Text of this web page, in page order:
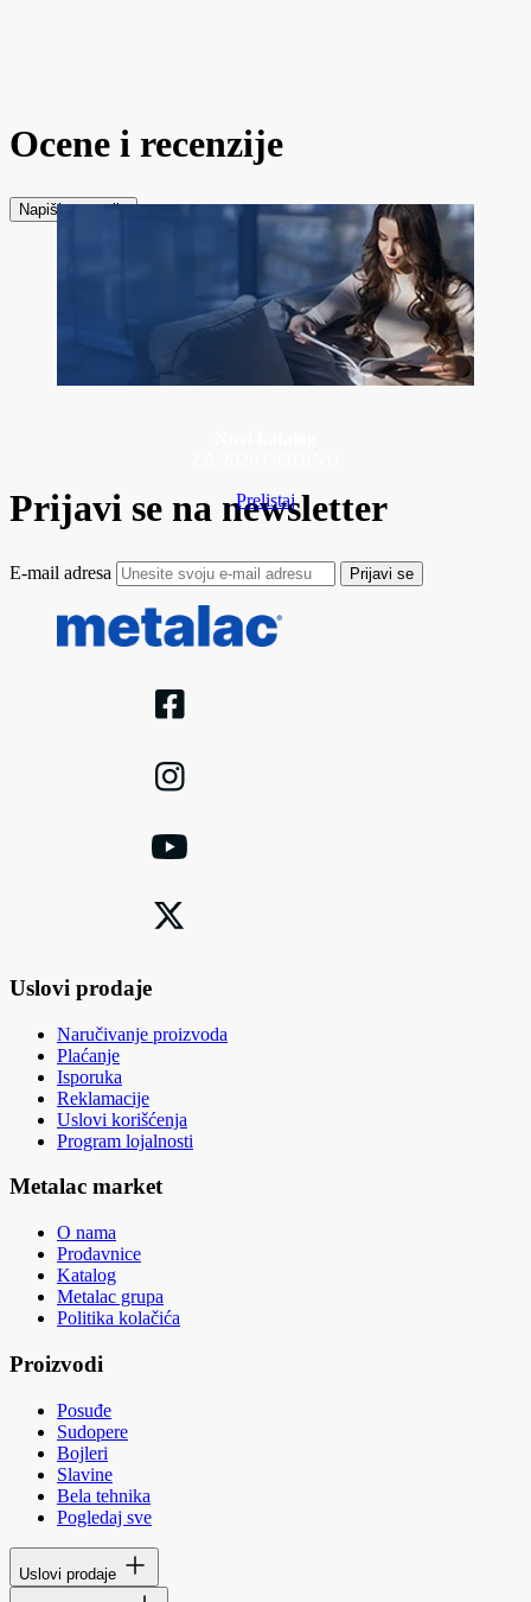
Ocene i recenzije
Napiši recenziju
Prelistaj
Prijavi se na newsletter
E-mail adresa Prijavi se
Uslovi prodaje
Naručivanje proizvoda
Plaćanje
Isporuka
Reklamacije
Uslovi korišćenja
Program lojalnosti
Metalac market
O nama
Prodavnice
Katalog
Metalac grupa
Politika kolačića
Proizvodi
Posuđe
Sudopere
Bojleri
Slavine
Bela tehnika
Pogledaj sve
Uslovi prodaje